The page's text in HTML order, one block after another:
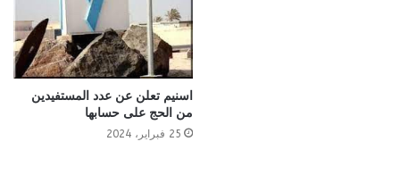
اسنيم تعلن عن عدد المستفيدين
من الحج على حسابها
25 فبراير، 2024